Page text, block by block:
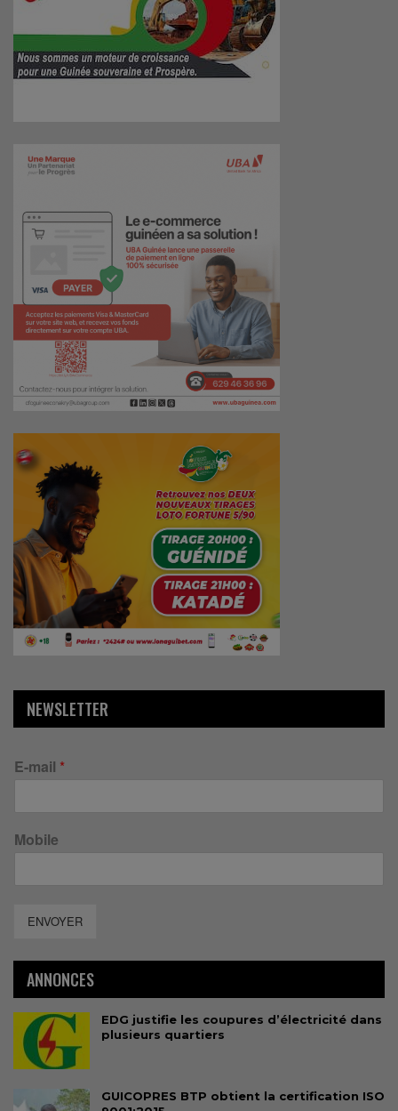
NEWSLETTER
E-mail *
Mobile
ENVOYER
ANNONCES
EDG justifie les coupures d’électricité dans
plusieurs quartiers
GUICOPRES BTP obtient la certification ISO